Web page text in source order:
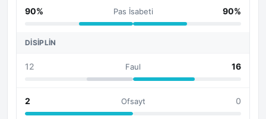
90% Pas İsabeti 90%
DISIPLIN
12 Faul 16
2 Ofsayt 0